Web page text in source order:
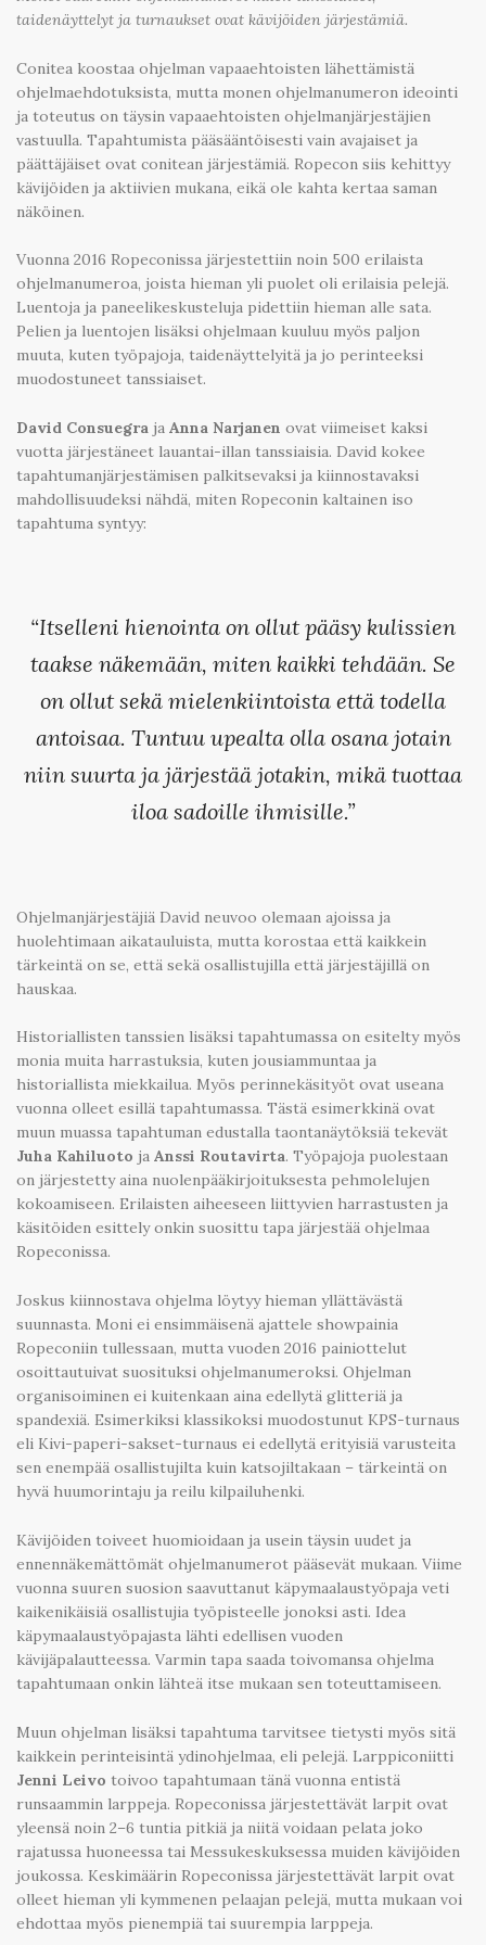
taidenäyttelyt ja turnaukset ovat kävijöiden järjestämiä.
Conitea koostaa ohjelman vapaaehtoisten lähettämistä
ohjelmaehdotuksista, mutta monen ohjelmanumeron ideointi
ja toteutus on täysin vapaaehtoisten ohjelmanjärjestäjien
vastuulla. Tapahtumista pääsääntöisesti vain avajaiset ja
päättäjäiset ovat conitean järjestämiä. Ropecon siis kehittyy
kävijöiden ja aktiivien mukana, eikä ole kahta kertaa saman
näköinen.
Vuonna 2016 Ropeconissa järjestettiin noin 500 erilaista
ohjelmanumeroa, joista hieman yli puolet oli erilaisia pelejä.
Luentoja ja paneelikeskusteluja pidettiin hieman alle sata.
Pelien ja luentojen lisäksi ohjelmaan kuuluu myös paljon
muuta, kuten työpajoja, taidenäyttelyitä ja jo perinteeksi
muodostuneet tanssiaiset.
David Consuegra ja Anna Narjanen ovat viimeiset kaksi
vuotta järjestäneet lauantai-illan tanssiaisia. David kokee
tapahtumanjärjestämisen palkitsevaksi ja kiinnostavaksi
mahdollisuudeksi nähdä, miten Ropeconin kaltainen iso
tapahtuma syntyy:
“Itselleni hienointa on ollut pääsy kulissien
taakse näkemään, miten kaikki tehdään. Se
on ollut sekä mielenkiintoista että todella
antoisaa. Tuntuu upealta olla osana jotain
niin suurta ja järjestää jotakin, mikä tuottaa
iloa sadoille ihmisille.”
Ohjelmanjärjestäjiä David neuvoo olemaan ajoissa ja
huolehtimaan aikatauluista, mutta korostaa että kaikkein
tärkeintä on se, että sekä osallistujilla että järjestäjillä on
hauskaa.
Historiallisten tanssien lisäksi tapahtumassa on esitelty myös
monia muita harrastuksia, kuten jousiammuntaa ja
historiallista miekkailua. Myös perinnekäsityöt ovat useana
vuonna olleet esillä tapahtumassa. Tästä esimerkkinä ovat
muun muassa tapahtuman edustalla taontanäytöksiä tekevät
Juha Kahiluoto ja Anssi Routavirta. Työpajoja puolestaan
on järjestetty aina nuolenpääkirjoituksesta pehmolelujen
kokoamiseen. Erilaisten aiheeseen liittyvien harrastusten ja
käsitöiden esittely onkin suosittu tapa järjestää ohjelmaa
Ropeconissa.
Joskus kiinnostava ohjelma löytyy hieman yllättävästä
suunnasta. Moni ei ensimmäisenä ajattele showpainia
Ropeconiin tullessaan, mutta vuoden 2016 painiottelut
osoittautuivat suosituksi ohjelmanumeroksi. Ohjelman
organisoiminen ei kuitenkaan aina edellytä glitteriä ja
spandexiä. Esimerkiksi klassikoksi muodostunut KPS-turnaus
eli Kivi-paperi-sakset-turnaus ei edellytä erityisiä varusteita
sen enempää osallistujilta kuin katsojiltakaan – tärkeintä on
hyvä huumorintaju ja reilu kilpailuhenki.
Kävijöiden toiveet huomioidaan ja usein täysin uudet ja
ennennäkemättömät ohjelmanumerot pääsevät mukaan. Viime
vuonna suuren suosion saavuttanut käpymaalaustyöpaja veti
kaikenikäisiä osallistujia työpisteelle jonoksi asti. Idea
käpymaalaustyöpajasta lähti edellisen vuoden
kävijäpalautteessa. Varmin tapa saada toivomansa ohjelma
tapahtumaan onkin lähteä itse mukaan sen toteuttamiseen.
Muun ohjelman lisäksi tapahtuma tarvitsee tietysti myös sitä
kaikkein perinteisintä ydinohjelmaa, eli pelejä. Larppiconiitti
Jenni Leivo toivoo tapahtumaan tänä vuonna entistä
runsaammin larppeja. Ropeconissa järjestettävät larpit ovat
yleensä noin 2–6 tuntia pitkiä ja niitä voidaan pelata joko
rajatussa huoneessa tai Messukeskuksessa muiden kävijöiden
joukossa. Keskimäärin Ropeconissa järjestettävät larpit ovat
olleet hieman yli kymmenen pelaajan pelejä, mutta mukaan voi
ehdottaa myös pienempiä tai suurempia larppeja.